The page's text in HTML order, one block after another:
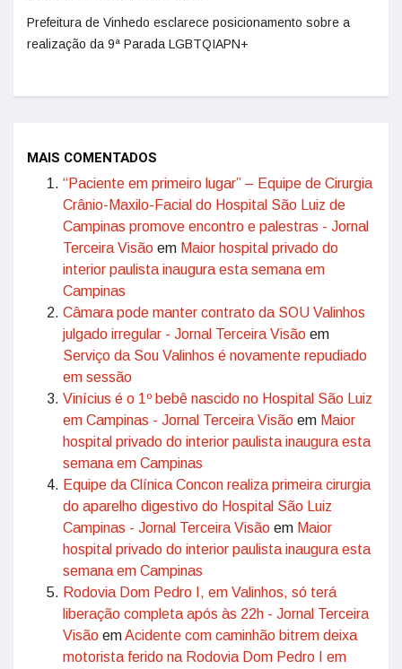
Prefeitura de Vinhedo esclarece posicionamento sobre a
realização da 9ª Parada LGBTQIAPN+
MAIS COMENTADOS
“Paciente em primeiro lugar” – Equipe de Cirurgia
Crânio-Maxilo-Facial do Hospital São Luiz de
Campinas promove encontro e palestras - Jornal
Terceira Visão em Maior hospital privado do
interior paulista inaugura esta semana em
Campinas
Câmara pode manter contrato da SOU Valinhos
julgado irregular - Jornal Terceira Visão em
Serviço da Sou Valinhos é novamente repudiado
em sessão
Vinícius é o 1º bebê nascido no Hospital São Luiz
em Campinas - Jornal Terceira Visão em Maior
hospital privado do interior paulista inaugura esta
semana em Campinas
Equipe da Clínica Concon realiza primeira cirurgia
do aparelho digestivo do Hospital São Luiz
Campinas - Jornal Terceira Visão em Maior
hospital privado do interior paulista inaugura esta
semana em Campinas
Rodovia Dom Pedro I, em Valinhos, só terá
liberação completa após às 22h - Jornal Terceira
Visão emAcidente com caminhão bitrem deixa
motorista ferido na Rodovia Dom Pedro I em